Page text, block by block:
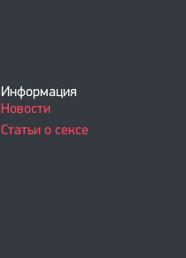
Информация
Новости
Статьи о сексе